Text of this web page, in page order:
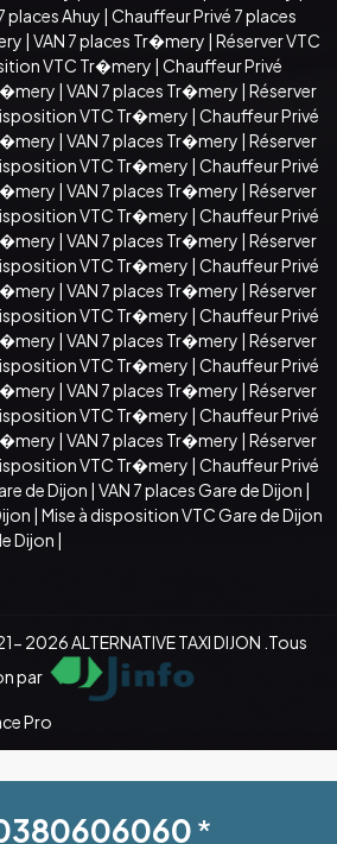
places Ahuy | Chauffeur Privé 7 places
| VAN 7 places Tr�mery | Réserver VTC
VTC Tr�mery | Chauffeur Privé
| VAN 7 places Tr�mery | Réserver
VTC Tr�mery | Chauffeur Privé
| VAN 7 places Tr�mery | Réserver
VTC Tr�mery | Chauffeur Privé
| VAN 7 places Tr�mery | Réserver
VTC Tr�mery | Chauffeur Privé
| VAN 7 places Tr�mery | Réserver
VTC Tr�mery | Chauffeur Privé
| VAN 7 places Tr�mery | Réserver
VTC Tr�mery | Chauffeur Privé
| VAN 7 places Tr�mery | Réserver
VTC Tr�mery | Chauffeur Privé
| VAN 7 places Tr�mery | Réserver
VTC Tr�mery | Chauffeur Privé
| VAN 7 places Tr�mery | Réserver
VTC Tr�mery | Chauffeur Privé
de Dijon | VAN 7 places Gare de Dijon |
| Mise à disposition VTC Gare de Dijon
Dijon |
ALTERNATIVE TAXI DIJON .Tous
par
Pro
*